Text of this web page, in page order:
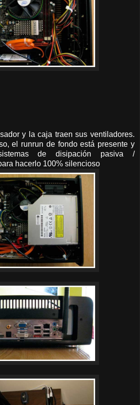
y la caja traen sus ventiladores.
el runrun de fondo está presente y
de disipación pasiva /
hacerlo 100% silencioso